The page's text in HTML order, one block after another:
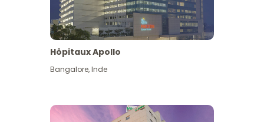
Hôpitaux Apollo
Bangalore,Inde